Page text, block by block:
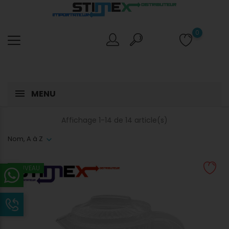
0
MENU
Nom, A à Z
Affichage 1-14 de 14 article(s)
NOUVEAU